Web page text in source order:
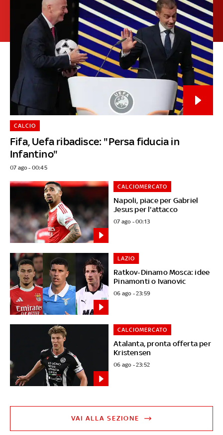
Fifa, Uefa ribadisce: "Persa fiducia in
Infantino"
CALCIO
07 ago - 00:45
Napoli, piace per Gabriel
Jesus per l'attacco
CALCIOMERCATO
07 ago - 00:13
Ratkov-Dinamo Mosca: idee
Pinamonti o Ivanovic
LAZIO
06 ago - 23:59
Atalanta, pronta offerta per
Kristensen
CALCIOMERCATO
06 ago - 23:52
VAI ALLA SEZIONE